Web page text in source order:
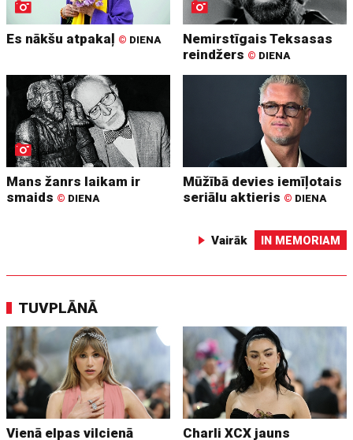
Es nākšu atpakaļ © DIENA
Nemirstīgais Teksasas
reindžers © DIENA
Mans žanrs laikam ir
smaids © DIENA
Mūžībā devies iemīļotais
seriālu aktieris © DIENA
Vairāk IN MEMORIAM
TUVPLĀNĀ
Vienā elpas vilcienā Charli XCX jauns